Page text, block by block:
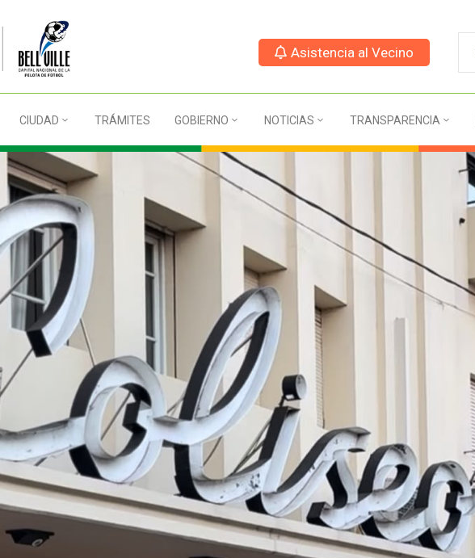
Asistencia al Vecino
CIUDAD TRÁMITES GOBIERNO NOTICIAS TRANSPARENCIA